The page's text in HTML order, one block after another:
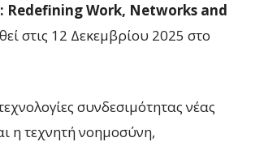
Redefining Work, Networks and
στις 12 Δεκεμβρίου 2025 στο
συνδεσιμότητας νέας
η τεχνητή νοημοσύνη,